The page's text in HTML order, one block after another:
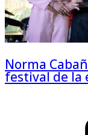
Norma
festival de la